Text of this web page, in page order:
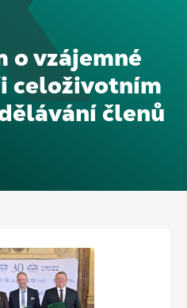
o vzájemné
celoživotním
členů